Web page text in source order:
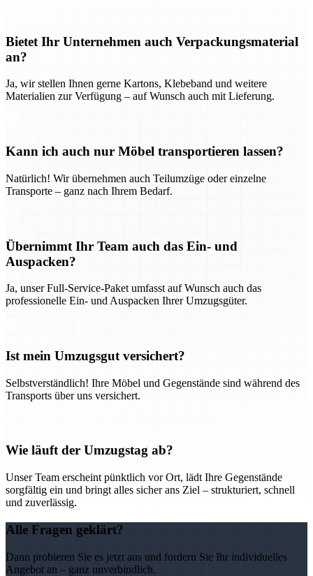
Bietet Ihr Unternehmen auch Verpackungsmaterial
an?
Ja, wir stellen Ihnen gerne Kartons, Klebeband und weitere
Materialien zur Verfügung – auf Wunsch auch mit Lieferung.
Kann ich auch nur Möbel transportieren lassen?
Natürlich! Wir übernehmen auch Teilumzüge oder einzelne
Transporte – ganz nach Ihrem Bedarf.
Übernimmt Ihr Team auch das Ein- und
Auspacken?
Ja, unser Full-Service-Paket umfasst auf Wunsch auch das
professionelle Ein- und Auspacken Ihrer Umzugsgüter.
Ist mein Umzugsgut versichert?
Selbstverständlich! Ihre Möbel und Gegenstände sind während des
Transports über uns versichert.
Wie läuft der Umzugstag ab?
Unser Team erscheint pünktlich vor Ort, lädt Ihre Gegenstände
sorgfältig ein und bringt alles sicher ans Ziel – strukturiert, schnell
und zuverlässig.
Alle Fragen geklärt?
Dann probieren Sie es jetzt aus und fordern Sie Ihr individuelles
Angebot an – ganz unverbindlich.